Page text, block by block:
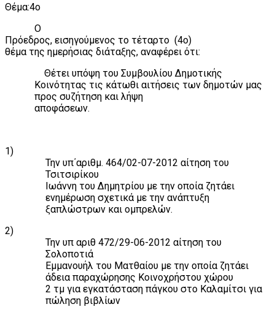
Θέμα:4ο
Ο
Πρόεδρος, εισηγούμενος το τέταρτο (4ο)
θέμα της ημερήσιας διάταξης, αναφέρει ότι:
Θέτει υπόψη του Συμβουλίου Δημοτικής
Κοινότητας τις κάτωθι αιτήσεις των δημοτών μας
προς συζήτηση και λήψη
αποφάσεων.
1)
Την υπ΄αριθμ. 464/02-07-2012 αίτηση του
Τσιτσιρίκου
Ιωάννη του Δημητρίου με την οποία ζητάει
ενημέρωση σχετικά με την ανάπτυξη
ξαπλώστρων και ομπρελών.
2)
Την υπ αριθ 472/29-06-2012 αίτηση του
Σολοποτιά
Εμμανουήλ του Ματθαίου με την οποία ζητάει
άδεια παραχώρησης Κοινοχρήστου χώρου
2 τμ για εγκατάσταση πάγκου στο Καλαμίτσι για
πώληση βιβλίων